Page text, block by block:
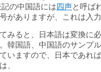
の中国語には 四声と呼ば
がありますが、これは入
みると、日本語は変換に
韓国語、中国語のサンプ
いますので、日本であれ
、